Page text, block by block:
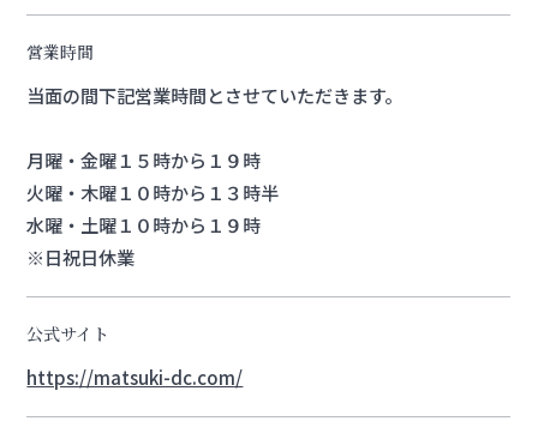
営業時間
当面の間下記営業時間とさせていただきます。
月曜・金曜１５時から１９時
火曜・木曜１０時から１３時半
水曜・土曜１０時から１９時
※日祝日休業
公式サイト
https://matsuki-dc.com/